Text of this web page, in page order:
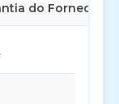
do Fornecedor